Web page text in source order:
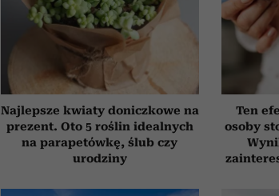
Najlepsze kwiaty doniczkowe na
prezent. Oto 5 roślin idealnych
na parapetówkę, ślub czy
urodziny
Ten
osoby